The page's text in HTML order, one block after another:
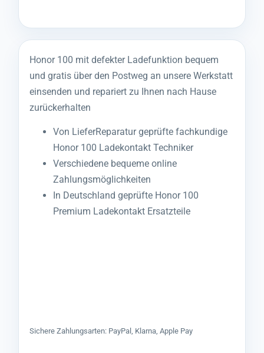
Honor 100 mit defekter Ladefunktion bequem
und gratis über den Postweg an unsere Werkstatt
einsenden und repariert zu Ihnen nach Hause
zurückerhalten
Von LieferReparatur geprüfte fachkundige
Honor 100 Ladekontakt Techniker
Verschiedene bequeme online
Zahlungsmöglichkeiten
In Deutschland geprüfte Honor 100
Premium Ladekontakt Ersatzteile
Sichere Zahlungsarten: PayPal, Klarna, Apple Pay